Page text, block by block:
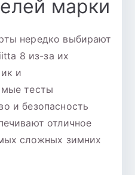
марки
нередко выбирают
8 из-за их
и
тесты
и безопасность
отличное
сложных зимних